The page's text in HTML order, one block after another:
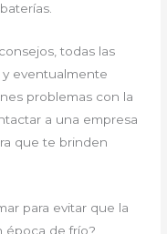
todas las
eventualmente
problemas con la
a una empresa
que te brinden
para evitar que la
época de frío?